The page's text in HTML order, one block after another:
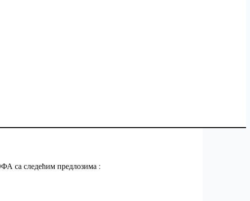
са следећим предлозима :